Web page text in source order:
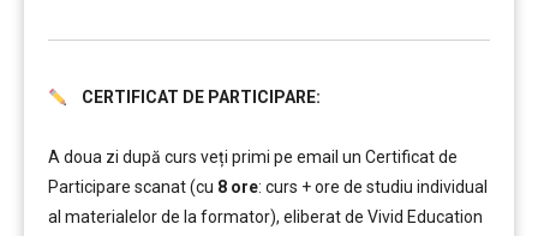
CERTIFICAT DE PARTICIPARE:
A doua zi după curs veți primi pe email un Certificat de
Participare scanat (cu 8 ore: curs + ore de studiu individual
al materialelor de la formator), eliberat de Vivid Education